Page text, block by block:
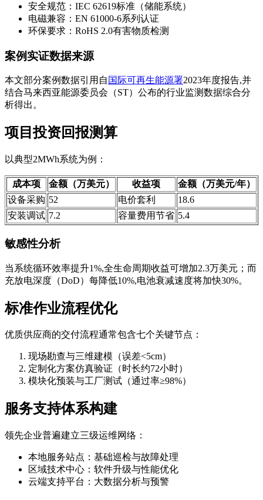
安全规范：IEC 62619标准（储能系统）
电磁兼容：EN 61000-6系列认证
环保要求：RoHS 2.0有害物质检测
案例实证数据来源
本文部分案例数据引用自 国际可再生能源署2023年度报告,并
结合马来西亚能源委员会（ST）公布的行业监测数据综合分
析得出。
项目投资回报测算
以典型2MWh系统为例：
成本项 金额（万美元） 收益项
金额（万美元/年）
设备采购 52 电价套利
18.6
安装调试 7.2 容量费用节省 5.4
敏感性分析
当系统循环效率提升1%,全生命周期收益可增加2.3万美元；而
充放电深度（DoD）每降低10%,电池衰减速度将加快30%。
标准作业流程优化
优质供应商的交付流程通常包含七个关键节点：
现场勘查与三维建模（误差<5cm）
定制化方案仿真验证（时长约72小时）
模块化预装与工厂测试（通过率≥98%）
服务支持体系构建
领先企业普遍建立三级运维网络：
本地服务站点：基础巡检与故障处理
区域技术中心：软件升级与性能优化
云端支持平台：大数据分析与预警